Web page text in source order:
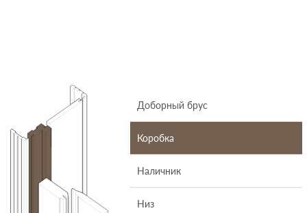
Доборный брус
Коробка
Наличник
Низ